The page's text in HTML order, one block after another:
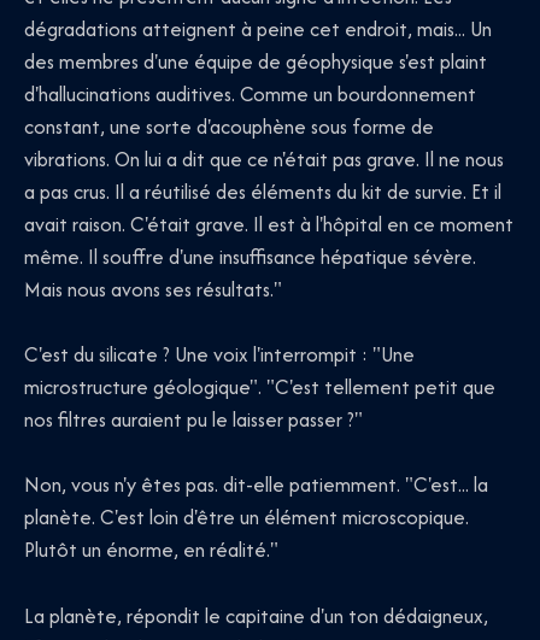
dégradations atteignent à peine cet endroit, mais... Un
des membres d'une équipe de géophysique s'est plaint
d'hallucinations auditives. Comme un bourdonnement
constant, une sorte d'acouphène sous forme de
vibrations. On lui a dit que ce n'était pas grave. Il ne nous
a pas crus. Il a réutilisé des éléments du kit de survie. Et il
avait raison. C'était grave. Il est à l'hôpital en ce moment
même. Il souffre d'une insuffisance hépatique sévère.
Mais nous avons ses résultats."
C'est du silicate ? Une voix l'interrompit : "Une
microstructure géologique". "C'est tellement petit que
nos filtres auraient pu le laisser passer ?"
Non, vous n'y êtes pas. dit-elle patiemment. "C'est... la
planète. C'est loin d'être un élément microscopique.
Plutôt un énorme, en réalité."
La planète, répondit le capitaine d'un ton dédaigneux,